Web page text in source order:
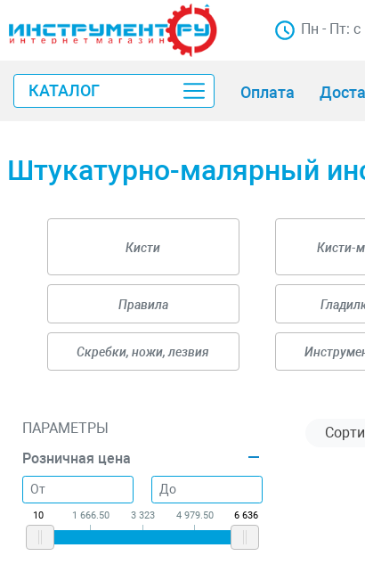
Пн - Пт:
КАТАЛОГ Оплата
Штукатурно-малярный
Кисти Кисти-
Правила
Скребки, ножи, лезвия
ПАРАМЕТРЫ
Розничная цена
10 1 666.50 3 323 4 979.50 6 636